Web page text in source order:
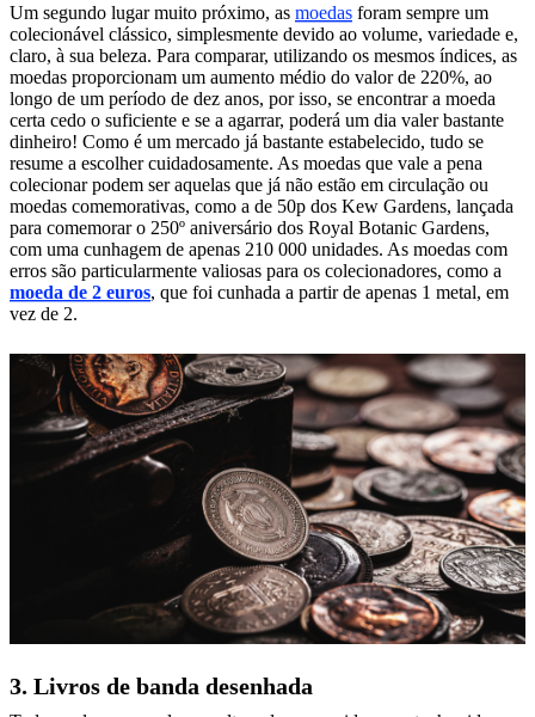
Um segundo lugar muito próximo, as moedas foram sempre um
colecionável clássico, simplesmente devido ao volume, variedade e,
claro, à sua beleza. Para comparar, utilizando os mesmos índices, as
moedas proporcionam um aumento médio do valor de 220%, ao
longo de um período de dez anos, por isso, se encontrar a moeda
certa cedo o suficiente e se a agarrar, poderá um dia valer bastante
dinheiro! Como é um mercado já bastante estabelecido, tudo se
resume a escolher cuidadosamente. As moedas que vale a pena
colecionar podem ser aquelas que já não estão em circulação ou
moedas comemorativas, como a de 50p dos Kew Gardens, lançada
para comemorar o 250º aniversário dos Royal Botanic Gardens,
com uma cunhagem de apenas 210 000 unidades. As moedas com
erros são particularmente valiosas para os colecionadores, como a
moeda de 2 euros, que foi cunhada a partir de apenas 1 metal, em
vez de 2.
3. Livros de banda desenhada